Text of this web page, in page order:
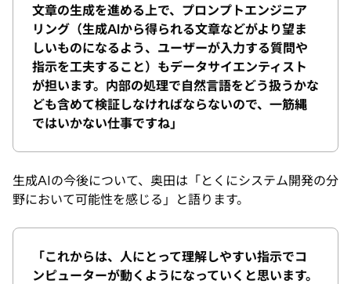
文章の生成を進める上で、プロンプトエンジニア
リング（生成AIから得られる文章などがより望ま
しいものになるよう、ユーザーが入力する質問や
指示を工夫すること）もデータサイエンティスト
が担います。内部の処理で自然言語をどう扱うかな
ども含めて検証しなければならないので、一筋縄
ではいかない仕事ですね」
生成AIの今後について、奥田は「とくにシステム開発の分
野において可能性を感じる」と語ります。
「これからは、人にとって理解しやすい指示でコ
ンピューターが動くようになっていくと思います。